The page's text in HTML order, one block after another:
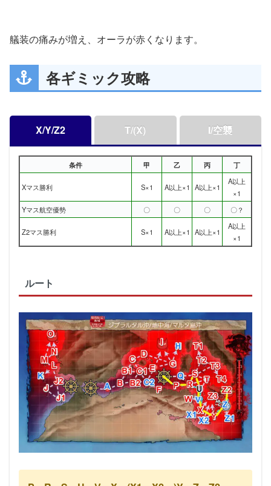
艤装の痛みが増え、オーラが赤くなります。
各ギミック攻略
X/Y/Z2
条件 甲 乙 丙 丁
Xマス勝利 S×1 A以上×1 A以上×1
A以上
×1
Yマス航空優勢
〇 〇 〇 〇？
Z2マス勝利 S×1 A以上×1 A以上×1
A以上
×1
ルート
T/(X) I/空襲